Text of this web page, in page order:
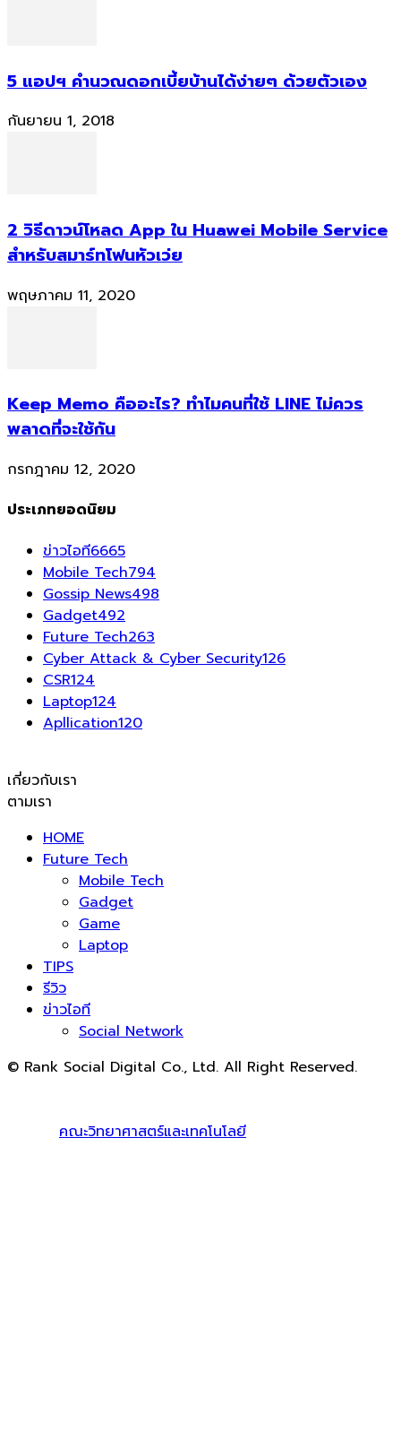
5 แอปฯ คำนวณดอกเบี้ยบ้านได้ง่ายๆ ด้วยตัวเอง
กันยายน 1, 2018
2 วิธีดาวน์โหลด App ใน Huawei Mobile Service
สำหรับสมาร์ทโฟนหัวเว่ย
พฤษภาคม 11, 2020
Keep Memo คืออะไร? ทำไมคนที่ใช้ LINE ไม่ควร
พลาดที่จะใช้กัน
กรกฎาคม 12, 2020
ประเภทยอดนิยม
ข่าวไอที6665
Mobile Tech794
Gossip News498
Gadget492
Future Tech263
Cyber Attack & Cyber Security126
CSR124
Laptop124
Apllication120
เกี่ยวกับเรา
ตามเรา
HOME
Future Tech
Mobile Tech
Gadget
Game
Laptop
TIPS
รีวิว
ข่าวไอที
Social Network
© Rank Social Digital Co., Ltd. All Right Reserved.
คณะวิทยาศาสตร์และเทคโนโลยี